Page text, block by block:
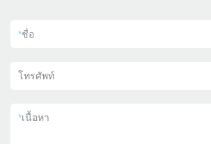
*ชื่อ
โทรศัพท์
*เนื้อหา